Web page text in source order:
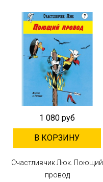
1 080 руб
В КОРЗИНУ
Счастливчик Люк. Поющий
провод